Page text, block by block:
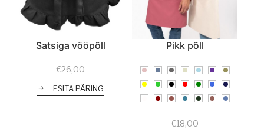
Satsiga vööpõll
€26,00
ESITA PÄRING
Pikk põll
€18,00